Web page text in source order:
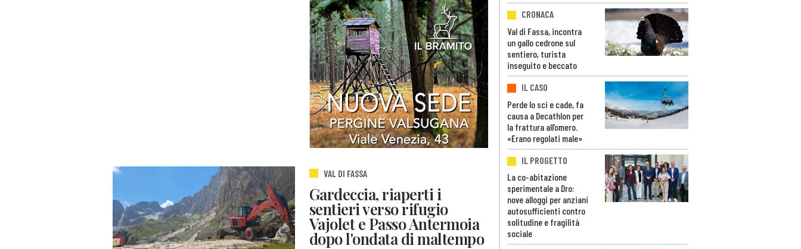
VAL DI FASSA
Gardeccia, riaperti i
sentieri verso rifugio
Vajolet e Passo Antermoia
dopo l'ondata di maltempo
CRONACA
Val di Fassa, incontra
un gallo cedrone sul
sentiero, turista
inseguito e beccato
IL CASO
Perde lo sci e cade, fa
causa a Decathlon per
la frattura all’omero.
«Erano regolati male»
IL PROGETTO
La co-abitazione
sperimentale a Dro:
nove alloggi per anziani
autosufficienti contro
solitudine e fragilità
sociale